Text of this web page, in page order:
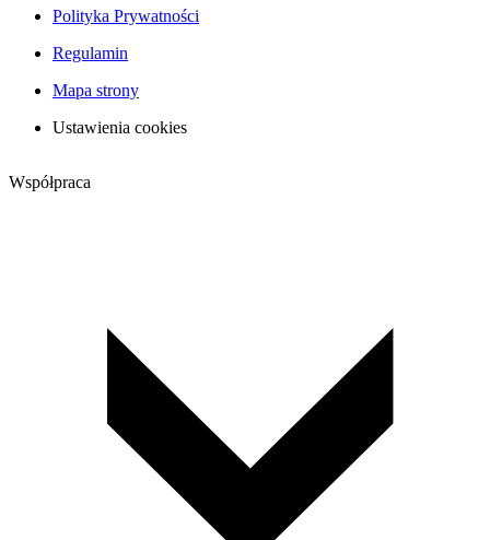
Polityka Prywatności
Regulamin
Mapa strony
Ustawienia cookies
Współpraca